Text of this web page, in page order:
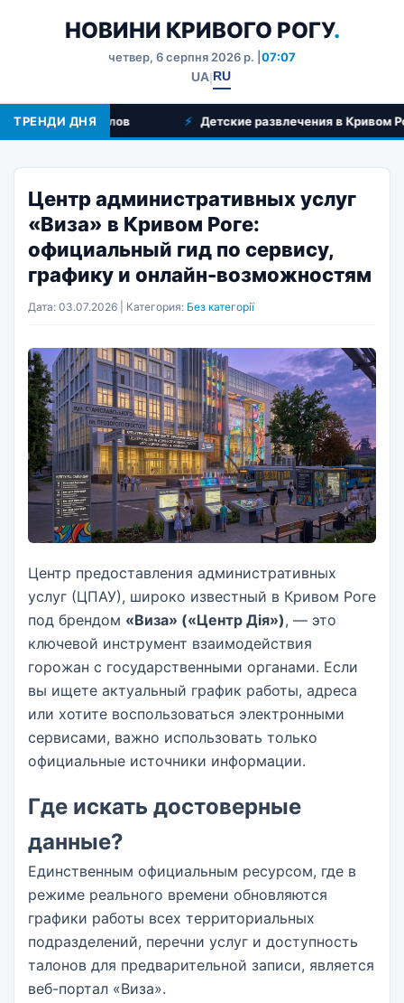
НОВИНИ КРИВОГО РОГУ.
четвер, 6 серпня 2026 р. | 07:07
UA|RU
ТРЕНДИ ДНЯ Детские развлечения в Кривом Роге:
Центр административных услуг
«Виза» в Кривом Роге:
официальный гид по сервису,
графику и онлайн-возможностям
Дата: 03.07.2026 | Категория: Без категорії
Центр предоставления административных
услуг (ЦПАУ), широко известный в Кривом Роге
под брендом «Виза» («Центр Дія»), — это
ключевой инструмент взаимодействия
горожан с государственными органами. Если
вы ищете актуальный график работы, адреса
или хотите воспользоваться электронными
сервисами, важно использовать только
официальные источники информации.
Где искать достоверные
данные?
Единственным официальным ресурсом, где в
режиме реального времени обновляются
графики работы всех территориальных
подразделений, перечни услуг и доступность
талонов для предварительной записи, является
веб-портал «Виза».